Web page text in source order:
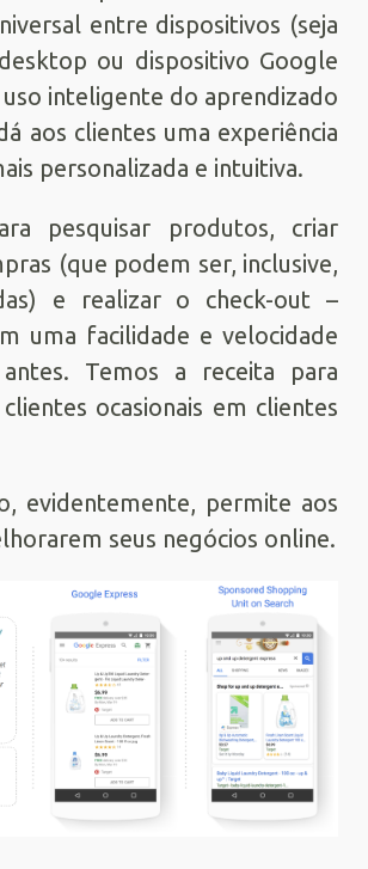
entre dispositivos (seja
ou dispositivo Google
inteligente do aprendizado
aos clientes uma experiência
personalizada e intuitiva.
pesquisar produtos, criar
(que podem ser, inclusive,
e realizar o check-out –
uma facilidade e velocidade
Temos a receita para
ocasionais em clientes
evidentemente, permite aos
seus negócios online.